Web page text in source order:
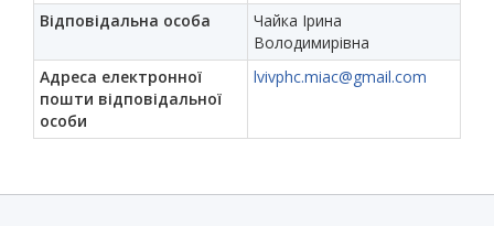
Відповідальна особа
Чайка Ірина
Володимирівна
Адреса електронної
пошти відповідальної
особи
lvivphc.miac@gmail.com